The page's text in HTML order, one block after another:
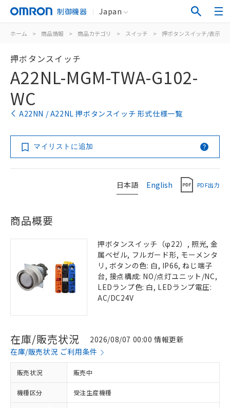
制御機器 Japan
ホーム > 商品情報 > 商品カテゴリ > スイッチ > 押ボタンスイッチ/表示灯
押ボタンスイッチ
A22NL-MGM-TWA-G102-
WC
A22NN / A22NL 押ボタンスイッチ 形式仕様一覧
マイリストに追加
日本語 English PDF出力
商品概要
押ボタンスイッチ（φ22）, 照光, 金
属ベゼル, フルガード形, モーメンタ
リ, ボタンの色: 白, IP66, ねじ端子
台, 接点構成: NO/点灯ユニット/NC,
LEDランプ色: 白, LEDランプ電圧:
AC/DC24V
在庫/販売状況
2026/08/07 00:00 情報更新
在庫/販売状況 ご利用条件
販売状況 販売中
機種区分 受注生産機種